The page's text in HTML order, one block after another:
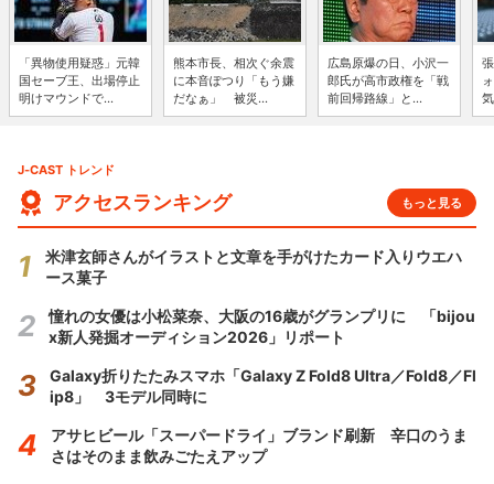
「異物使用疑惑」元韓
国セーブ王、出場停止
明けマウンドで...
熊本市長、相次ぐ余震
に本音ぽつり「もう嫌
だなぁ」 被災...
広島原爆の日、小沢一
郎氏が高市政権を「戦
前回帰路線」と...
J-CAST トレンド
アクセスランキング もっと見る
米津玄師さんがイラストと文章を手がけたカード入りウエハ
ース菓子
憧れの女優は小松菜奈、大阪の16歳がグランプリに 「bijou
x新人発掘オーディション2026」リポート
Galaxy折りたたみスマホ「Galaxy Z Fold8 Ultra／Fold8／Fl
ip8」 3モデル同時に
アサヒビール「スーパードライ」ブランド刷新 辛口のうま
さはそのまま飲みごたえアップ